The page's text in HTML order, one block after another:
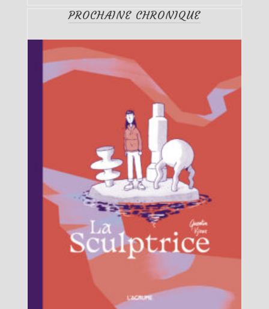
PROCHAINE CHRONIQUE